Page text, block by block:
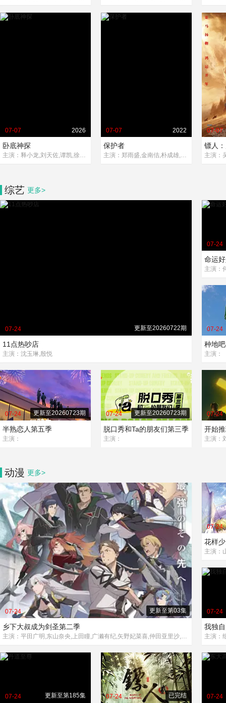
07-07 2026
卧底神探
主演：释小龙,刘天佐,谭凯,徐少强,言杰,淳于珊珊,黄乔
07-07 2022
保护者
主演：郑雨盛,金南佶,朴成雄,郭度沅,金俊翰,李伊利雅,朴柔娜
07-07
镖人
综艺 更多>
07-24 更新至20260722期
11点热吵店
主演：沈玉琳,殷悦
07-24
命运
07-24
种地
主演：
07-24 更新至20260723期
半熟恋人第五季
主演：
07-24 更新至20260723期
脱口秀和Ta的朋友们第三季
主演：
07-24
开始
动漫 更多>
07-24 更新至第03集
乡下大叔成为剑圣第二季
主演：平田广明,东山奈央,上田瞳,广濑有纪,矢野妃菜喜,仲田亚里沙,斋藤千和,石川界人,内田直哉
07-24
花样
07-24
我独
07-24 更新至第185集 07-24 已完结 07-24